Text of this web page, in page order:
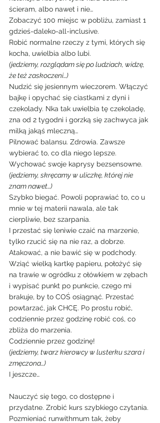
ścieram, albo nawet i nie…
Zobaczyć 100 miejsc w pobliżu, zamiast 1
gdzieś-daleko-all-inclusive.
Robić normalne rzeczy z tymi, których się
kocha, uwielbia albo lubi.
(jedziemy, rozglądam się po ludziach, widzę,
że też zaskoczeni…)
Nudzić się jesiennym wieczorem. Włączyć
bajkę i opychać się ciastkami z dyni i
czekolady. Nka tak uwielbia tę czekoladę,
zna od 2 tygodni i gorzką się zachwyca jak
milką jakąś mleczną…
Pilnować balansu. Zdrowia. Zawsze
wybierać to, co dla niego lepsze.
Wychować swoje kaprysy bezsensowne.
(jedziemy, skręcamy w uliczkę, której nie
znam nawet…)
Szybko biegać. Powoli poprawiać to, co u
mnie w tej materii nawala, ale tak
cierpliwie, bez szarpania.
I przestać się leniwie czaić na marzenie,
tylko rzucić się na nie raz, a dobrze.
Atakować, a nie bawić się w podchody.
Wziąć wielką kartkę papieru, położyć się
na trawie w ogródku z ołówkiem w zębach
i wypisać punkt po punkcie, czego mi
brakuje, by to COŚ osiągnąć. Przestać
powtarzać, jak CHCĘ. Po prostu robić,
codziennie przez godzinę robić coś, co
zbliża do marzenia.
Codziennie przez godzinę!
(jedziemy, twarz kierowcy w lusterku szara i
zmęczona…)
I jeszcze…
Nauczyć się tego, co dostępne i
przydatne. Zrobić kurs szybkiego czytania.
Pozmieniać runwithmum tak, żeby